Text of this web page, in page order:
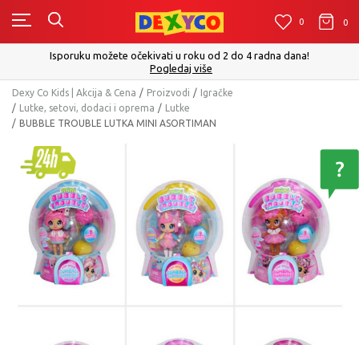
0 0 0
Isporuku možete očekivati u roku od 2 do 4 radna dana!
Pogledaj više
Dexy Co Kids | Akcija & Cena Proizvodi
Igračke
Lutke, setovi, dodaci i oprema
Lutke
BUBBLE TROUBLE LUTKA MINI ASORTIMAN